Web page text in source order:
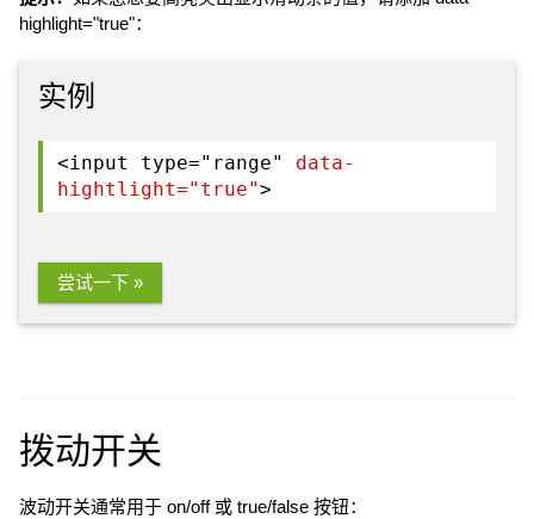
highlight="true"：
实例
<input type="range" data-
hightlight="true">
尝试一下 »
拨动开关
波动开关通常用于 on/off 或 true/false 按钮：